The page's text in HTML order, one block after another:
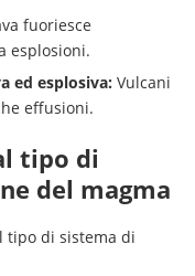
fuoriesce
esplosioni.
ed esplosiva: Vulcani
effusioni.
tipo di
del magma
tipo di sistema di